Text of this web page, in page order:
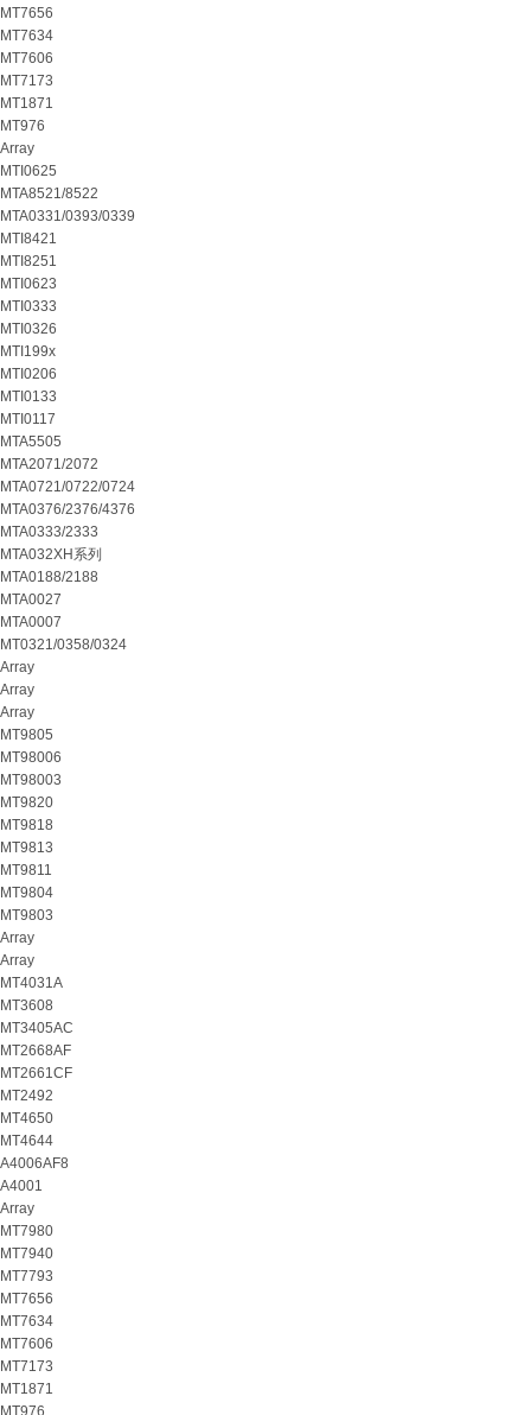
MT7656
MT7634
MT7606
MT7173
MT1871
MT976
Array
MTI0625
MTA8521/8522
MTA0331/0393/0339
MTI8421
MTI8251
MTI0623
MTI0333
MTI0326
MTI199x
MTI0206
MTI0133
MTI0117
MTA5505
MTA2071/2072
MTA0721/0722/0724
MTA0376/2376/4376
MTA0333/2333
MTA032XH系列
MTA0188/2188
MTA0027
MTA0007
MT0321/0358/0324
Array
Array
Array
MT9805
MT98006
MT98003
MT9820
MT9818
MT9813
MT9811
MT9804
MT9803
Array
Array
MT4031A
MT3608
MT3405AC
MT2668AF
MT2661CF
MT2492
MT4650
MT4644
A4006AF8
A4001
Array
MT7980
MT7940
MT7793
MT7656
MT7634
MT7606
MT7173
MT1871
MT976